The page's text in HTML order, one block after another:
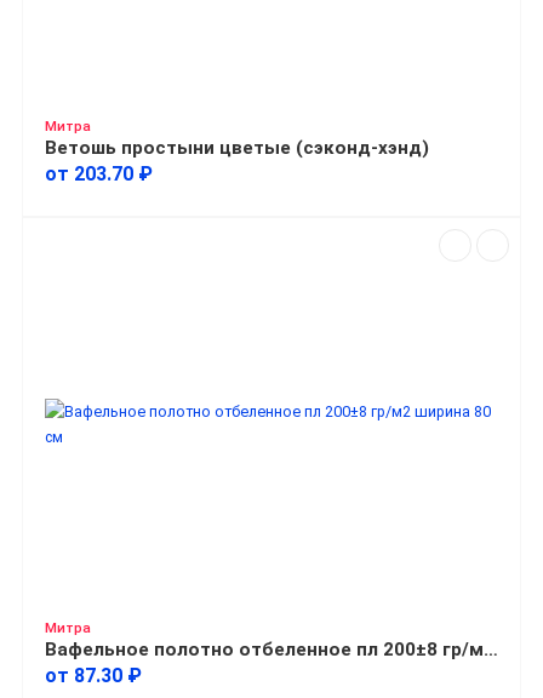
Митра
Ветошь простыни цветые (сэконд-хэнд)
от 203.70 ₽
Митра
Вафельное полотно отбеленное пл 200±8 гр/м2 ширина 80 см
от 87.30 ₽